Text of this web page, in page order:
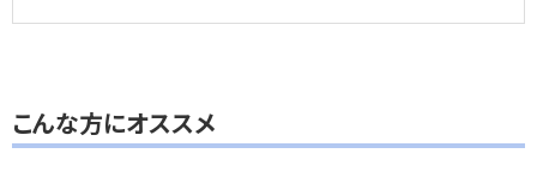
こんな方にオススメ